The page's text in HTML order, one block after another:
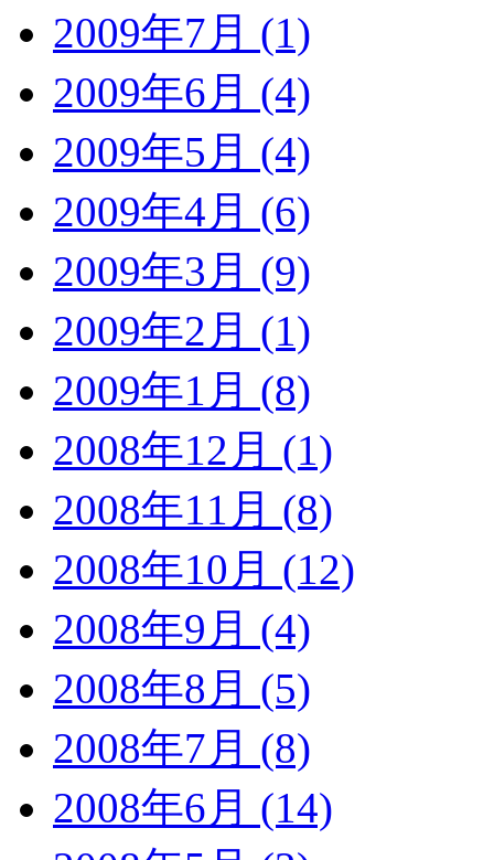
2009年7月 (1)
2009年6月 (4)
2009年5月 (4)
2009年4月 (6)
2009年3月 (9)
2009年2月 (1)
2009年1月 (8)
2008年12月 (1)
2008年11月 (8)
2008年10月 (12)
2008年9月 (4)
2008年8月 (5)
2008年7月 (8)
2008年6月 (14)